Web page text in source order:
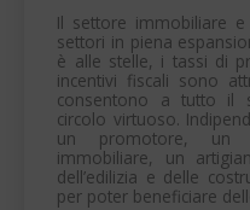
Il settore immobiliare
settori in piena
è alle stelle, i tassi di
incentivi fiscali sono
consentono a tutto il
circolo virtuoso.
un promotore, un
immobiliare, un
dell’edilizia e delle
per poter beneficiare